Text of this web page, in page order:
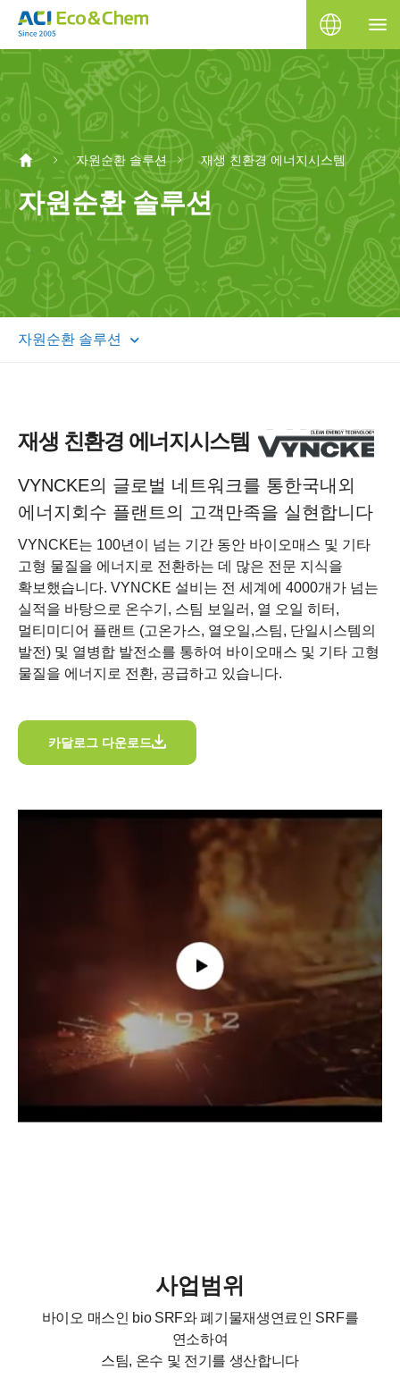
자원순환 솔루션 재생 친환경 에너지시스템
자원순환 솔루션
자원순환 솔루션
재생 친환경 에너지시스템
VYNCKE의 글로벌 네트워크를 통한국내외
에너지회수 플랜트의 고객만족을 실현합니다
VYNCKE는 100년이 넘는 기간 동안 바이오매스 및 기타
고형 물질을 에너지로 전환하는 데 많은 전문 지식을
확보했습니다. VYNCKE 설비는 전 세계에 4000개가 넘는
실적을 바탕으로 온수기, 스팀 보일러, 열 오일 히터,
멀티미디어 플랜트 (고온가스, 열오일,스팀, 단일시스템의
발전) 및 열병합 발전소를 통하여 바이오매스 및 기타 고형
물질을 에너지로 전환, 공급하고 있습니다.
카달로그 다운로드
사업범위
바이오 매스인 bio SRF와 폐기물재생연료인 SRF를
연소하여
스팀, 온수 및 전기를 생산합니다